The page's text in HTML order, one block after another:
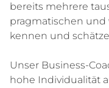
bereits mehrere
pragmatischen und
kennen und
Unser Business-
hohe Individualität